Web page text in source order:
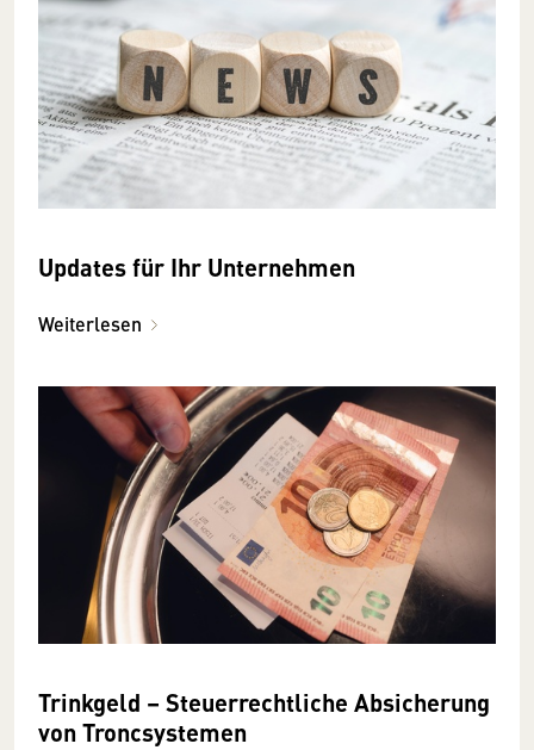
Updates für Ihr Unternehmen
Weiterlesen
Trinkgeld – Steuerrechtliche Absicherung
von Troncsystemen